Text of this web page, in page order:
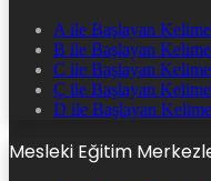
A ile Başlayan
B ile Başlayan
C ile Başlayan
Ç ile Başlayan
D ile Başlayan
Mesleki Eğitim